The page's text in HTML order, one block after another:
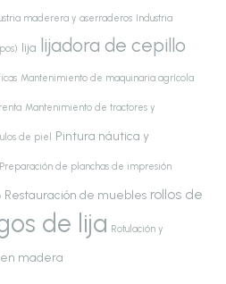
maderera y aserraderos Industria
lija lijadora de cepillo
Mantenimiento de maquinaria agrícola
Mantenimiento de tractores y
de piel Pintura náutica y
Preparación de planchas de impresión
Restauración de muebles rollos de
de lija Rotulación y
madera